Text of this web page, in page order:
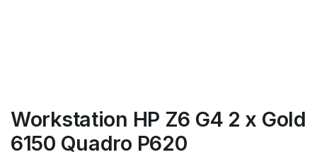
Workstation HP Z6 G4 2 x Gold
6150 Quadro P620